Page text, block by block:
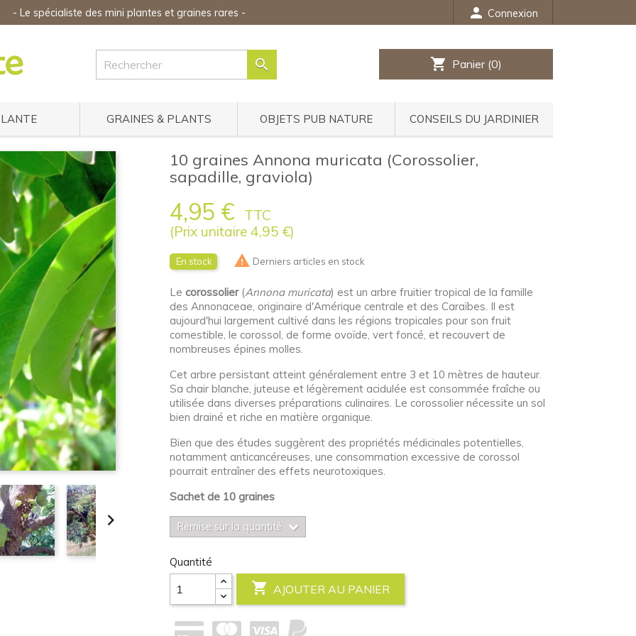
- Le spécialiste des mini plantes et graines rares - person Connexion
 shopping_cart Panier (0)
GRAINES & PLANTS OBJETS PUB NATURE CONSEILS DU JARDINIER

10 graines Annona muricata (Corossolier,
sapadille, graviola)
4,95 €
TTC
(Prix unitaire 4,95 €)
En stock  Derniers articles en stock
Le corossolier(Annona muricata) est un arbre fruitier tropical de la famille
des Annonaceae, originaire d'Amérique centrale et des Caraïbes. Il est
aujourd'hui largement cultivé dans les régions tropicales pour son fruit
comestible, le corossol, de forme ovoïde, vert foncé, et recouvert de
nombreuses épines molles.
Cet arbre persistant atteint généralement entre 3 et 10 mètres de hauteur.
Sa chair blanche, juteuse et légèrement acidulée est consommée fraîche ou
utilisée dans diverses préparations culinaires. Le corossolier nécessite un sol
bien drainé et riche en matière organique.
Bien que des études suggèrent des propriétés médicinales potentielles,
notamment anticancéreuses, une consommation excessive de corossol
pourrait entraîner des effets neurotoxiques.
Sachet de 10 graines
Remise sur la quantité
Quantité
 AJOUTER AU PANIER